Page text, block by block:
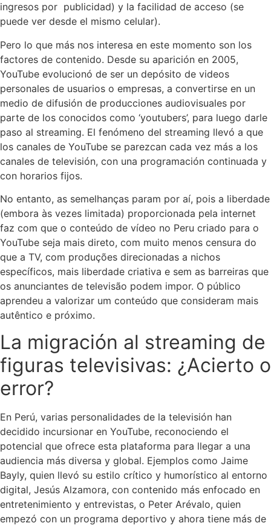
ingresos por publicidad) y la facilidad de acceso (se
puede ver desde el mismo celular).
Pero lo que más nos interesa en este momento son los
factores de contenido. Desde su aparición en 2005,
YouTube evolucionó de ser un depósito de videos
personales de usuarios o empresas, a convertirse en un
medio de difusión de producciones audiovisuales por
parte de los conocidos como ‘youtubers’, para luego darle
paso al streaming. El fenómeno del streaming llevó a que
los canales de YouTube se parezcan cada vez más a los
canales de televisión, con una programación continuada y
con horarios fijos.
No entanto, as semelhanças param por aí, pois a liberdade
(embora às vezes limitada) proporcionada pela internet
faz com que o conteúdo de vídeo no Peru criado para o
YouTube seja mais direto, com muito menos censura do
que a TV, com produções direcionadas a nichos
específicos, mais liberdade criativa e sem as barreiras que
os anunciantes de televisão podem impor. O público
aprendeu a valorizar um conteúdo que consideram mais
autêntico e próximo.
La migración al streaming de
figuras televisivas: ¿Acierto o
error?
En Perú, varias personalidades de la televisión han
decidido incursionar en YouTube, reconociendo el
potencial que ofrece esta plataforma para llegar a una
audiencia más diversa y global. Ejemplos como Jaime
Bayly, quien llevó su estilo crítico y humorístico al entorno
digital, Jesús Alzamora, con contenido más enfocado en
entretenimiento y entrevistas, o Peter Arévalo, quien
empezó con un programa deportivo y ahora tiene más de